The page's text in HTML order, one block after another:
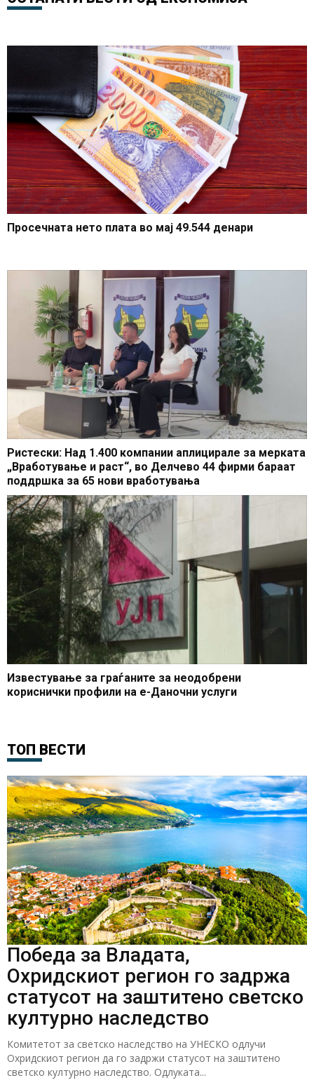
Просечната нето плата во мај 49.544 денари
Ристески: Над 1.400 компании аплицирале за мерката
„Вработување и раст“, во Делчево 44 фирми бараат
поддршка за 65 нови вработувања
Известување за граѓаните за неодобрени
кориснички профили на е-Даночни услуги
ТОП ВЕСТИ
Победа за Владата,
Охридскиот регион го задржа
статусот на заштитено светско
културно наследство
Комитетот за светско наследство на УНЕСКО одлучи
Охридскиот регион да го задржи статусот на заштитено
светско културно наследство. Одлуката...